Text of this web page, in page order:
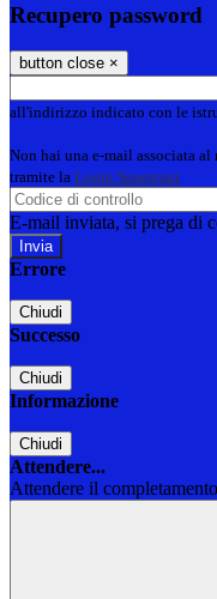
Recupero password
button close ×
all'indirizzo indicato con le
Non hai una e-mail associata
tramite la Login Spaggiari
E-mail inviata, si prega di
Errore
Chiudi
Successo
Chiudi
Informazione
Chiudi
Attendere...
Attendere il